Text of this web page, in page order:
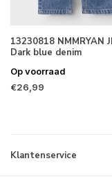
13230818 NMMRYAN
Dark blue denim
Op voorraad
€26,99
Klantenservice